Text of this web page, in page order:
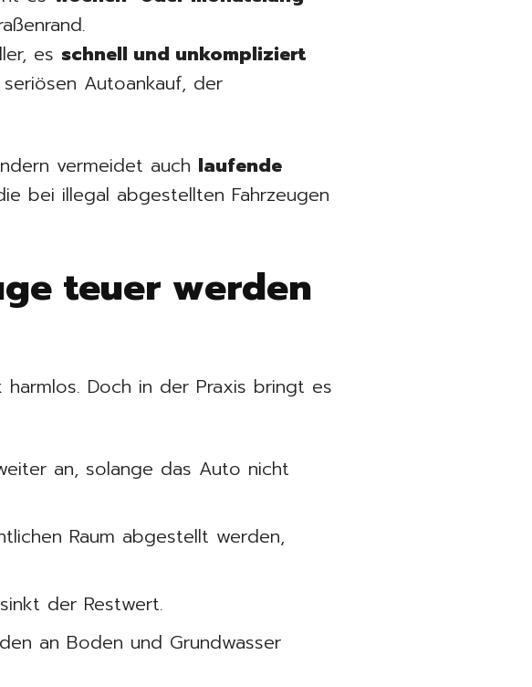
es schnell und unkompliziert
Autoankauf, der
vermeidet auch laufende
bei illegal abgestellten Fahrzeugen
teuer werden
Doch in der Praxis bringt es
an, solange das Auto nicht
Raum abgestellt werden,
der Restwert.
an Boden und Grundwasser